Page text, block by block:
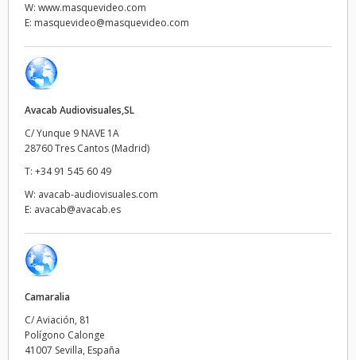
Italy
Japan
Mexico
Malaysia
New Zealand
Portugal
Singapore
W: www.masquevideo.com
E: masquevideo@masquevideo.com
Avacab Audiovisuales,SL
C/ Yunque 9 NAVE 1A
28760 Tres Cantos (Madrid)
T: +34 91 545 60 49
W: avacab-audiovisuales.com
E: avacab@avacab.es
Camaralia
C/ Aviación, 81
Polígono Calonge
41007 Sevilla, España